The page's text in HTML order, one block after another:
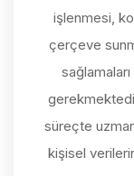
işlenmesi,
çerçeve
süreçte
kişisel